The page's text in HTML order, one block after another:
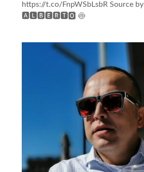
https://t.co/FnpWSbLsbR Source by
🅰🅻🅱🅴🆁🆃🅾 🍥